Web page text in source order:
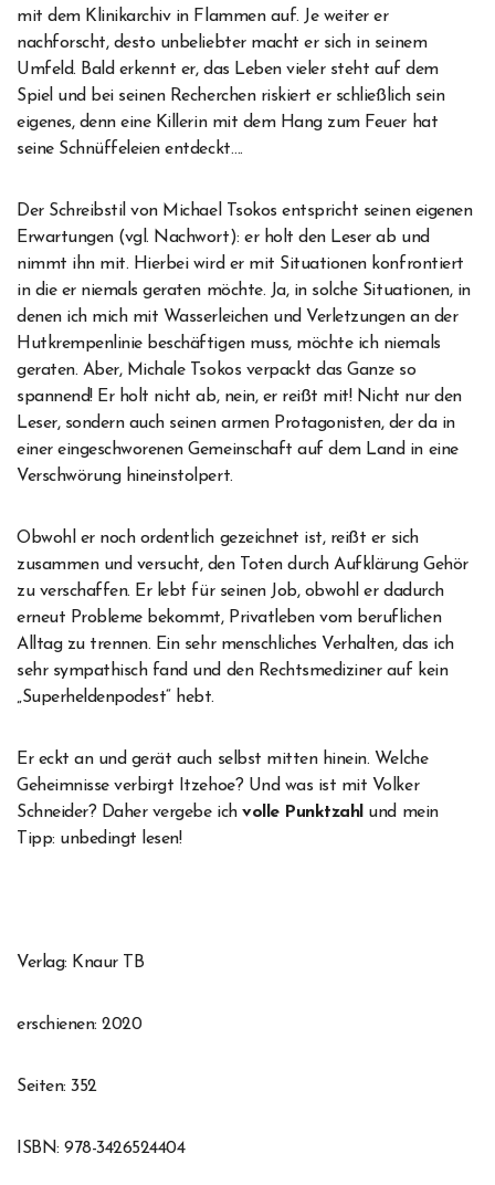
mit dem Klinikarchiv in Flammen auf. Je weiter er
nachforscht, desto unbeliebter macht er sich in seinem
Umfeld. Bald erkennt er, das Leben vieler steht auf dem
Spiel und bei seinen Recherchen riskiert er schließlich sein
eigenes, denn eine Killerin mit dem Hang zum Feuer hat
seine Schnüffeleien entdeckt….
Der Schreibstil von Michael Tsokos entspricht seinen eigenen
Erwartungen (vgl. Nachwort): er holt den Leser ab und
nimmt ihn mit. Hierbei wird er mit Situationen konfrontiert
in die er niemals geraten möchte. Ja, in solche Situationen, in
denen ich mich mit Wasserleichen und Verletzungen an der
Hutkrempenlinie beschäftigen muss, möchte ich niemals
geraten. Aber, Michale Tsokos verpackt das Ganze so
spannend! Er holt nicht ab, nein, er reißt mit! Nicht nur den
Leser, sondern auch seinen armen Protagonisten, der da in
einer eingeschworenen Gemeinschaft auf dem Land in eine
Verschwörung hineinstolpert.
Obwohl er noch ordentlich gezeichnet ist, reißt er sich
zusammen und versucht, den Toten durch Aufklärung Gehör
zu verschaffen. Er lebt für seinen Job, obwohl er dadurch
erneut Probleme bekommt, Privatleben vom beruflichen
Alltag zu trennen. Ein sehr menschliches Verhalten, das ich
sehr sympathisch fand und den Rechtsmediziner auf kein
„Superheldenpodest“ hebt.
Er eckt an und gerät auch selbst mitten hinein. Welche
Geheimnisse verbirgt Itzehoe? Und was ist mit Volker
Schneider? Daher vergebe ichvolle Punktzahl und mein
Tipp: unbedingt lesen!
Verlag: Knaur TB
erschienen: 2020
Seiten: 352
ISBN: 978-3426524404